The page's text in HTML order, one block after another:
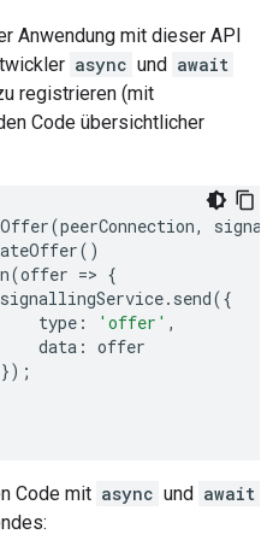
Anwendung mit dieser API
async und await
registrieren (mit
Code übersichtlicher
(peerConnection,
()
(offer => {
signallingService. send({
type : 'offer' ,
data : offer
});
Code mit async und await